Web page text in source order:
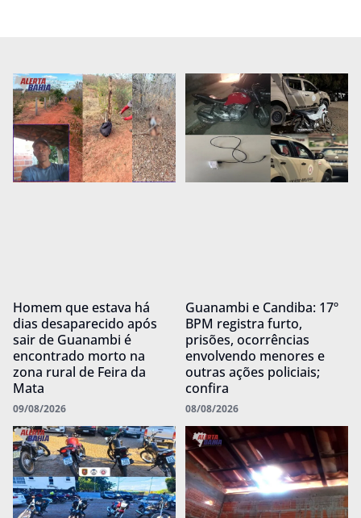
Homem que estava há
dias desaparecido após
sair de Guanambi é
encontrado morto na
zona rural de Feira da
Mata
09/08/2026
Guanambi e Candiba: 17º
BPM registra furto,
prisões, ocorrências
envolvendo menores e
outras ações policiais;
confira
08/08/2026